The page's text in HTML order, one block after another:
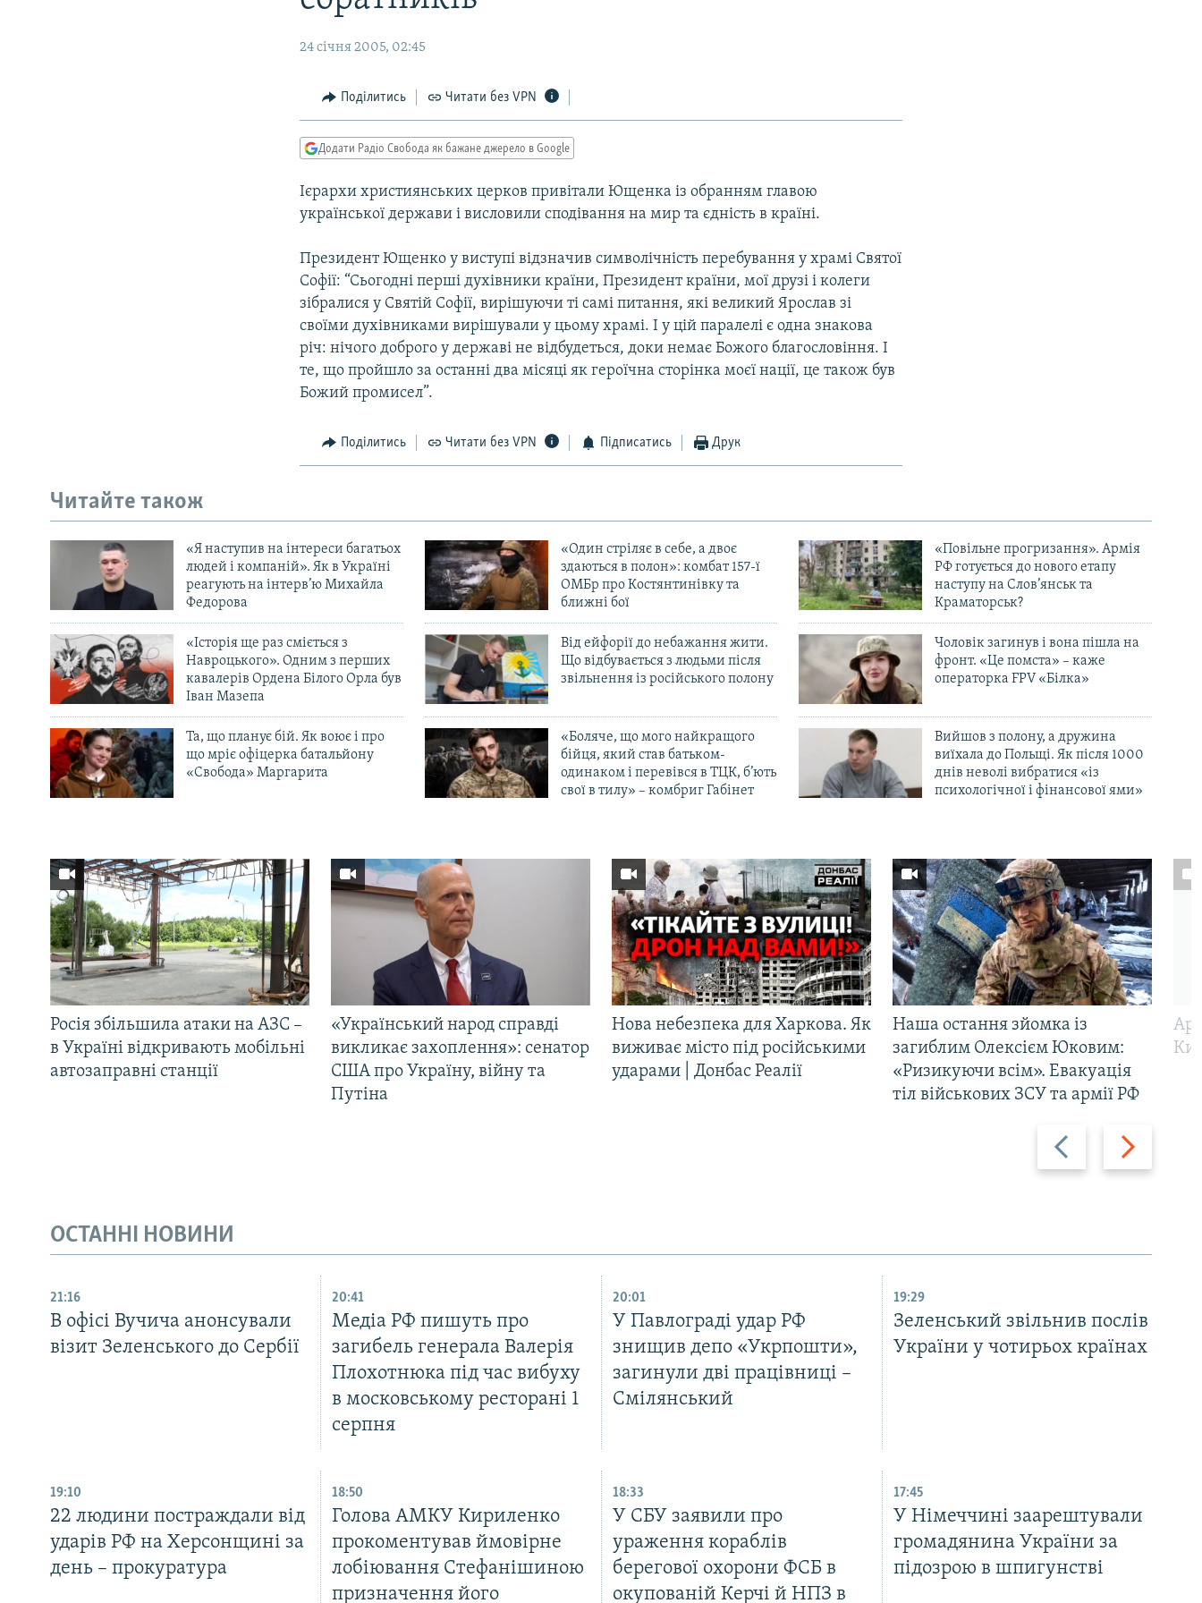
24 січня 2005, 02:45
Поділитись Читати без VPN
Додати Радіо Свобода як бажане джерело в Google
Ієрархи християнських церков привітали Ющенка із обранням главою
української держави і висловили сподівання на мир та єдність в країні.
Президент Ющенко у виступі відзначив символічність перебування у храмі Святої
Софії: “Сьогодні перші духівники країни, Президент країни, мої друзі і колеги
зібралися у Святій Софії, вирішуючи ті самі питання, які великий Ярослав зі
своїми духівниками вирішували у цьому храмі. І у цій паралелі є одна знакова
річ: нічого доброго у державі не відбудеться, доки немає Божого благословіння. І
те, що пройшло за останні два місяці як героїчна сторінка моєї нації, це також був
Божий промисел”.
Поділитись Читати без VPN Підписатись Друк
Читайте також
«Я наступив на інтереси багатьох
людей і компаній». Як в Україні
реагують на інтерв’ю Михайла
Федорова
«Один стріляє в себе, а двоє
здаються в полон»: комбат 157-ї
ОМБр про Костянтинівку та
ближні бої
«Повільне прогризання». Армія
РФ готується до нового етапу
наступу на Слов’янськ та
Краматорськ?
«Історія ще раз сміється з
Навроцького». Одним з перших
кавалерів Ордена Білого Орла був
Іван Мазепа
Від ейфорії до небажання жити.
Що відбувається з людьми після
звільнення із російського полону
Чоловік загинув і вона пішла на
фронт. «Це помста» – каже
операторка FPV «Білка»
Та, що планує бій. Як воює і про
що мріє офіцерка батальйону
«Свобода» Маргарита
«Боляче, що мого найкращого
бійця, який став батьком-
одинаком і перевівся в ТЦК, б’ють
свої в тилу» – комбриг Габінет
Вийшов з полону, а дружина
виїхала до Польщі. Як після 1000
днів неволі вибратися «із
психологічної і фінансової ями»
Назад Вперед
Росія збільшила атаки на АЗС –
в Україні відкривають мобільні
автозаправні станції
«Український народ справді
викликає захоплення»: сенатор
США про Україну, війну та
Путіна
Нова небезпека для Харкова. Як
виживає місто під російськими
ударами | Донбас Реалії
Наша остання зйомка із
загиблим Олексієм Юковим:
«Ризикуючи всім». Евакуація
тіл військових ЗСУ та армії РФ
ОСТАННІ НОВИНИ
21:16
В офісі Вучича анонсували
візит Зеленського до Сербії
20:41
Медіа РФ пишуть про
загибель генерала Валерія
Плохотнюка під час вибуху
в московському ресторані 1
серпня
20:01
У Павлограді удар РФ
знищив депо «Укрпошти»,
загинули дві працівниці –
Смілянський
19:29
Зеленський звільнив послів
України у чотирьох країнах
19:10
22 людини постраждали від
ударів РФ на Херсонщині за
день – прокуратура
18:50
Голова АМКУ Кириленко
прокоментував ймовірне
лобіювання Стефанішиною
призначення його
18:33
У СБУ заявили про
ураження кораблів
берегової охорони ФСБ в
окупованій Керчі й НПЗ в
17:45
У Німеччині заарештували
громадянина України за
підозрою в шпигунстві